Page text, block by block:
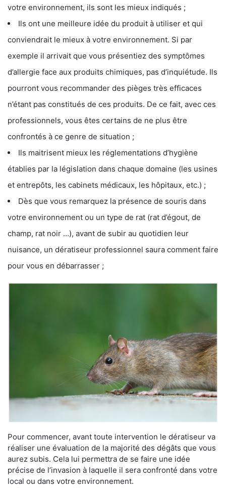
votre environnement, ils sont les mieux indiqués ;
Ils ont une meilleure idée du produit à utiliser et qui
conviendrait le mieux à votre environnement. Si par
exemple il arrivait que vous présentiez des symptômes
d’allergie face aux produits chimiques, pas d’inquiétude. Ils
pourront vous recommander des pièges très efficaces
n’étant pas constitués de ces produits. De ce fait, avec ces
professionnels, vous êtes certains de ne plus être
confrontés à ce genre de situation ;
Ils maitrisent mieux les réglementations d’hygiène
établies par la législation dans chaque domaine (les usines
et entrepôts, les cabinets médicaux, les hôpitaux, etc.) ;
Dès que vous remarquez la présence de souris dans
votre environnement ou un type de rat (rat d’égout, de
champ, rat noir …), avant de subir au quotidien leur
nuisance, un dératiseur professionnel saura comment faire
pour vous en débarrasser ;
Pour commencer, avant toute intervention le dératiseur va
réaliser une évaluation de la majorité des dégâts que vous
aurez subis. Cela lui permettra de se faire une idée
précise de l’invasion à laquelle il sera confronté dans votre
local ou dans votre environnement.